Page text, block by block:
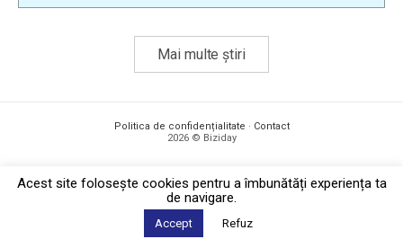
Mai multe știri
Politica de confidențialitate · Contact
2026 © Biziday
Acest site foloseşte cookies pentru a îmbunătăți experiența ta
de navigare.
Accept Refuz